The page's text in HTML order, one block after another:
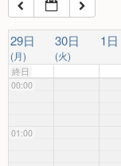
29日
(月)
30日
(火)
1日
終日
00:00
01:00